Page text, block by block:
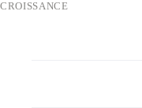
CROISSANCE